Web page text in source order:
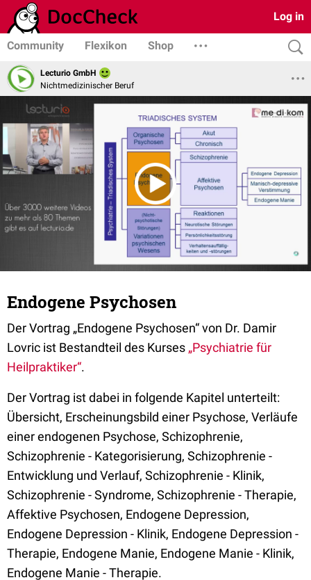
Log in
Community Flexikon Shop
Lecturio GmbH
Nichtmedizinischer Beruf
Endogene Psychosen
Der Vortrag „Endogene Psychosen“ von Dr. Damir
Lovric ist Bestandteil des Kurses „Psychiatrie für
Heilpraktiker“.
Der Vortrag ist dabei in folgende Kapitel unterteilt:
Übersicht, Erscheinungsbild einer Psychose, Verläufe
einer endogenen Psychose, Schizophrenie,
Schizophrenie - Kategorisierung, Schizophrenie -
Entwicklung und Verlauf, Schizophrenie - Klinik,
Schizophrenie - Syndrome, Schizophrenie - Therapie,
Affektive Psychosen, Endogene Depression,
Endogene Depression - Klinik, Endogene Depression -
Therapie, Endogene Manie, Endogene Manie - Klinik,
Endogene Manie - Therapie.